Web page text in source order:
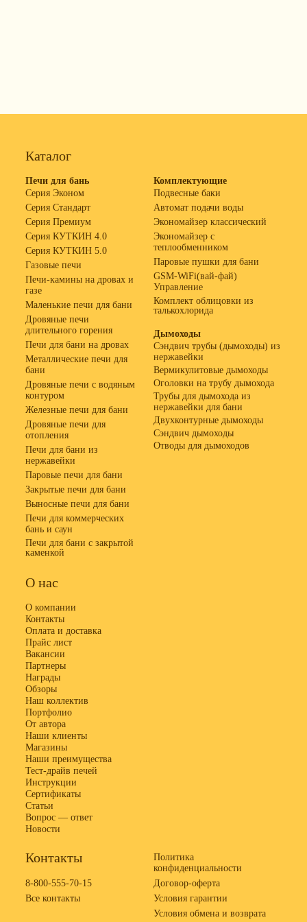
Каталог
Печи для бань
Серия Эконом
Серия Стандарт
Серия Премиум
Серия КУТКИН 4.0
Серия КУТКИН 5.0
Газовые печи
Печи-камины на дровах и
газе
Маленькие печи для бани
Дровяные печи
длительного горения
Печи для бани на дровах
Металлические печи для
бани
Дровяные печи с водяным
контуром
Железные печи для бани
Дровяные печи для
отопления
Печи для бани из
нержавейки
Паровые печи для бани
Закрытые печи для бани
Выносные печи для бани
Печи для коммерческих
бань и саун
Печи для бани с закрытой
каменкой
Комплектующие
Подвесные баки
Автомат подачи воды
Экономайзер классический
Экономайзер с
теплообменником
Паровые пушки для бани
GSM-WiFi(вай-фай)
Управление
Комплект облицовки из
талькохлорида
Дымоходы
Сэндвич трубы (дымоходы) из
нержавейки
Вермикулитовые дымоходы
Оголовки на трубу дымохода
Трубы для дымохода из
нержавейки для бани
Двухконтурные дымоходы
Сэндвич дымоходы
Отводы для дымоходов
О нас
О компании
Контакты
Оплата и доставка
Прайс лист
Вакансии
Партнеры
Награды
Обзоры
Наш коллектив
Портфолио
От автора
Наши клиенты
Магазины
Наши преимущества
Тест-драйв печей
Инструкции
Сертификаты
Статьи
Вопрос — ответ
Новости
Контакты
8-800-555-70-15
Все контакты
Политика
конфиденциальности
Договор-оферта
Условия гарантии
Условия обмена и возврата